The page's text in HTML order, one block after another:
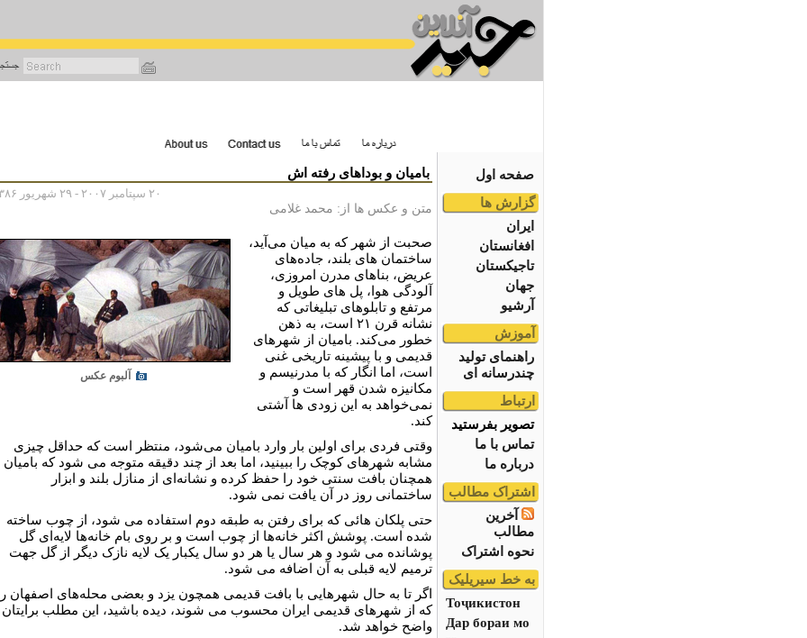
صفحه اول
گزارش ها
ایران
افغانستان
تاجیکستان
جهان
آرشیو
آموزش
راهنمای تولید
چندرسانه ای
ارتباط
تصویر بفرستید
تماس با ما
درباره ما
اشتراک مطالب
آخرین
مطالب
نحوه اشتراک
به خط سیریلیک
Тоҷикистон
Дар бораи мо
باميان و بوداهای رفته اش
۲۰ سپتامبر ۲۰۰۷ - ۲۹ شهریور ۱۳۸۶
متن و عکس ها از: محمد غلامی
آلبوم عکس
صحبت از شهر که به ميان می‌آيد،
ساختمان های بلند، جاده‌های
عريض، بناهای مدرن امروزی،
آلودگی هوا، پل های طويل و
مرتفع و تابلوهای تبليغاتی که
نشانه قرن ۲۱ است، به ذهن
خطور می‌کند. باميان از شهرهای
قديمی و با پيشينه تاريخی غنی
است، اما انگار که با مدرنيسم و
مکانيزه شدن قهر است و
نمی‌خواهد به اين زودى ها آشتی
کند.
وقتی فردی برای اولين بار وارد باميان می‌شود، منتظر است که حداقل چيزی
مشابه شهرهای کوچک را ببينيد، اما بعد از چند دقيقه متوجه می شود که باميان
همچنان بافت سنتی خود را حفظ کرده و نشانه‌ای از منازل بلند و ابزار
ساختمانی روز در آن يافت نمی ‌شود.
حتی پلکان هائى که برای رفتن به طبقه دوم استفاده می ‌شود، از چوب ساخته
شده است. پوشش اکثر خانه‌ها از چوب است و بر روی بام خانه‌ها لايه‌ای گل
پوشانده می ‌شود و هر سال يا هر دو سال يکبار يک لايه نازک ديگر از گل جهت
ترميم لايه قبلی به آن اضافه می ‌شود.
اگر تا به حال شهرهايی با بافت قديمی همچون يزد و بعضی محله‌هاى اصفهان
که از شهرهای قديمی ايران محسوب می ‌شوند، ديده باشيد، اين مطلب برايتان
واضح خواهد شد.